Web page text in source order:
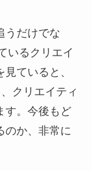
うだけでな
いるクリエイ
ていると、
クリエイティ
す。今後もど
のか、非常に